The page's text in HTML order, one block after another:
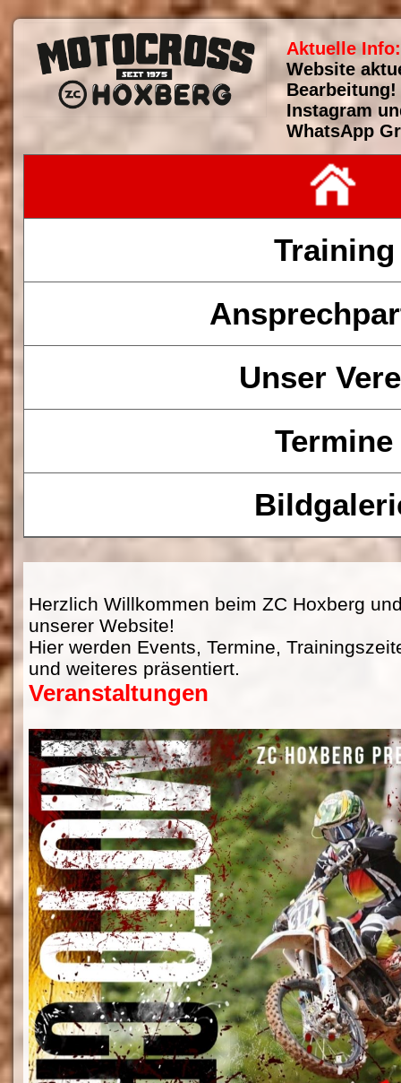
Aktuelle Info:
Website
Instagram
WhatsApp
Training
Unser
Termine
Herzlich Willkommen beim ZC Hoxberg
unserer Website!
Hier werden Events, Termine,
und weiteres präsentiert.
Veranstaltungen